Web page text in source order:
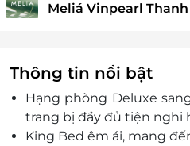
Meliá Vinpearl Thanh
Thông tin nổi bật
Hạng phòng Deluxe
trang bị đầy đủ tiện nghi
King Bed êm ái, mang